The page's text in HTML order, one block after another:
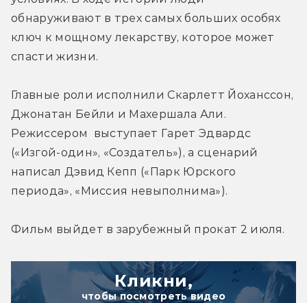
обнаруживают в трех самых больших особях
ключ к мощному лекарству, которое может
Главные роли исполнили Скарлетт Йоханссон,
Джонатан Бейли и Махершала Али.
Режиссером  выступает Гарет Эдвардс
(«Изгой-один», «Создатель»), а сценарий
написал Дэвид Кепп («Парк Юрского
периода», «Миссия невыполнима»).
Фильм выйдет в зарубежный прокат 2 июля.
Кликни,
чтобы посмотреть видео